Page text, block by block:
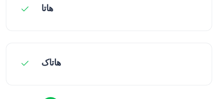
هاتا
هاتاک